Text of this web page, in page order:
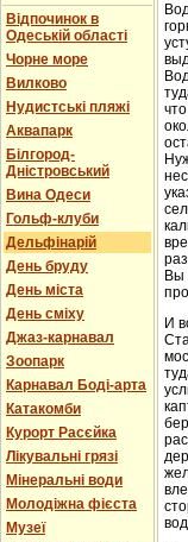
Відпочинок в
Одеській області
Чорне море
Вилково
Нудистські пляжі
Аквапарк
Білгород-
Дністровський
Вина Одеси
Гольф-клуби
Дельфінарій
День бруду
День міста
День сміху
Джаз-карнавал
Зоопарк
Карнавал Боді-арта
Катакомби
Курорт Расєйка
Лікувальні грязі
Мінеральні води
Молодіжна фієста
Музеї
Вы
И